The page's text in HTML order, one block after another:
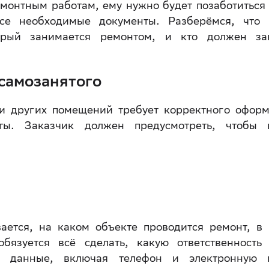
работам, ему нужно будет позаботиться
необходимые документы. Разберёмся, что
занимается ремонтом, и кто должен
других помещений требует корректного
Заказчик должен предусмотреть, чтобы
на каком объекте проводится ремонт, в
всё сделать, какую ответственность
данные, включая телефон и электронную